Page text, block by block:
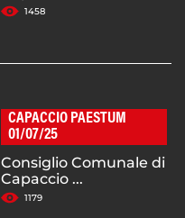
1458
CAPACCIO PAESTUM
01/07/25
Consiglio Comunale di
Capaccio ...
1179